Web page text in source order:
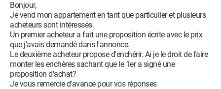
Bonjour,
Je vend mon appartement en tant que particulier et plusieurs
acheteurs sont intéressés.
Un premier acheteur a fait une proposition écrite avec le prix
que j'avais demandé dans l'annonce.
Le deuxième acheteur propose d'enchérir. Ai je le droit de faire
monter les enchères sachant que le 1er a signé une
proposition d'achat?
Je vous remercie d'avance pour vos réponses